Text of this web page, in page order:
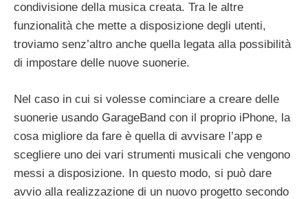
condivisione della musica creata. Tra le altre
funzionalità che mette a disposizione degli utenti,
troviamo senz’altro anche quella legata alla possibilità
di impostare delle nuove suonerie.
Nel caso in cui si volesse cominciare a creare delle
suonerie usando GarageBand con il proprio iPhone, la
cosa migliore da fare è quella di avvisare l’app e
scegliere uno dei vari strumenti musicali che vengono
messi a disposizione. In questo modo, si può dare
avvio alla realizzazione di un nuovo progetto secondo